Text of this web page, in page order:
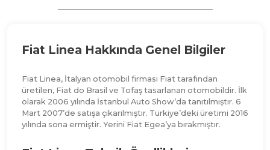
Fiat Linea Hakkında Genel Bilgiler
Fiat Linea, İtalyan otomobil firması Fiat tarafından
üretilen, Fiat do Brasil ve Tofaş tasarlanan otomobildir. İlk
olarak 2006 yılında İstanbul Auto Show’da tanıtılmıştır. 6
Mart 2007’de satışa çıkarılmıştır. Türkiye’deki üretimi 2016
yılında sona ermiştir. Yerini Fiat Egea’ya bırakmıştır.